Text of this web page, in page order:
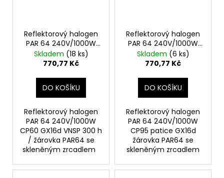
Reflektorový halogen
PAR 64 240V/1000W
CP60 GX16d VNSP
Skladem (18 ks)
770,77 Kč
DO KOŠÍKU
Reflektorový halogen
PAR 64 240V/1000W
CP60 GX16d VNSP 300 h
/ žárovka PAR64 se
skleněným zrcadlem
Reflektorový halogen
PAR 64 240V/1000W
CP95 patice GX16d
Skladem (6 ks)
770,77 Kč
DO KOŠÍKU
Reflektorový halogen
PAR 64 240V/1000W
CP95 patice GX16d
žárovka PAR64 se
skleněným zrcadlem
HLEDAT
o